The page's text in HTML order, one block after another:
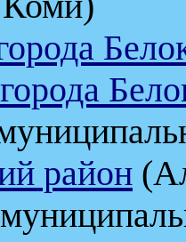
города
район